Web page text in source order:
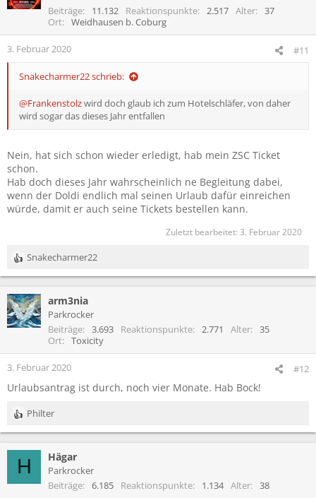
Beiträge
11.132 Reaktionspunkte 2.517 Alter
37
Ort
Weidhausen b. Coburg
3. Februar 2020 #11
Snakecharmer22 schrieb:
@Frankenstolzwird doch glaub ich zum Hotelschläfer, von daher
wird sogar das dieses Jahr entfallen
Nein, hat sich schon wieder erledigt, hab mein ZSC Ticket
schon.
Hab doch dieses Jahr wahrscheinlich ne Begleitung dabei,
wenn der Doldi endlich mal seinen Urlaub dafür einreichen
würde, damit er auch seine Tickets bestellen kann.
Zuletzt bearbeitet: 3. Februar 2020
R
e
k
t
i
n
:
Snakecharmer22
arm3nia
Parkrocker
Beiträge
3.693 Reaktionspunkte 2.771 Alter
35
Ort
Toxicity
3. Februar 2020 #12
Urlaubsantrag ist durch, noch vier Monate. Hab Bock!
R
e
i
Philter
H Hägar
Parkrocker
Beiträge
6.185 Reaktionspunkte 1.134 Alter 38